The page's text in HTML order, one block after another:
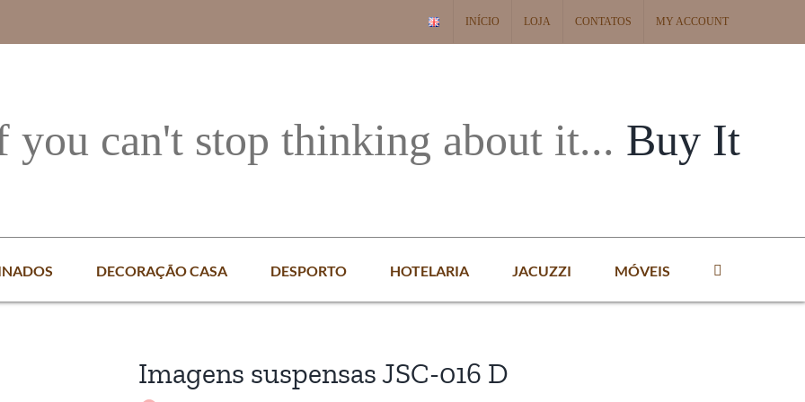
INÍCIO LOJA CONTATOS MY ACCOUNT
you can't stop thinking about it... Buy It
DECORAÇÃO CASA DESPORTO HOTELARIA JACUZZI MÓVEIS
Imagens suspensas JSC-016 D